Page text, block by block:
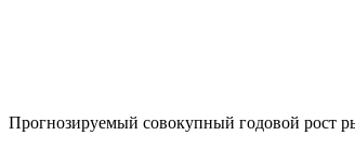
Прогнозируемый совокупный годовой рост